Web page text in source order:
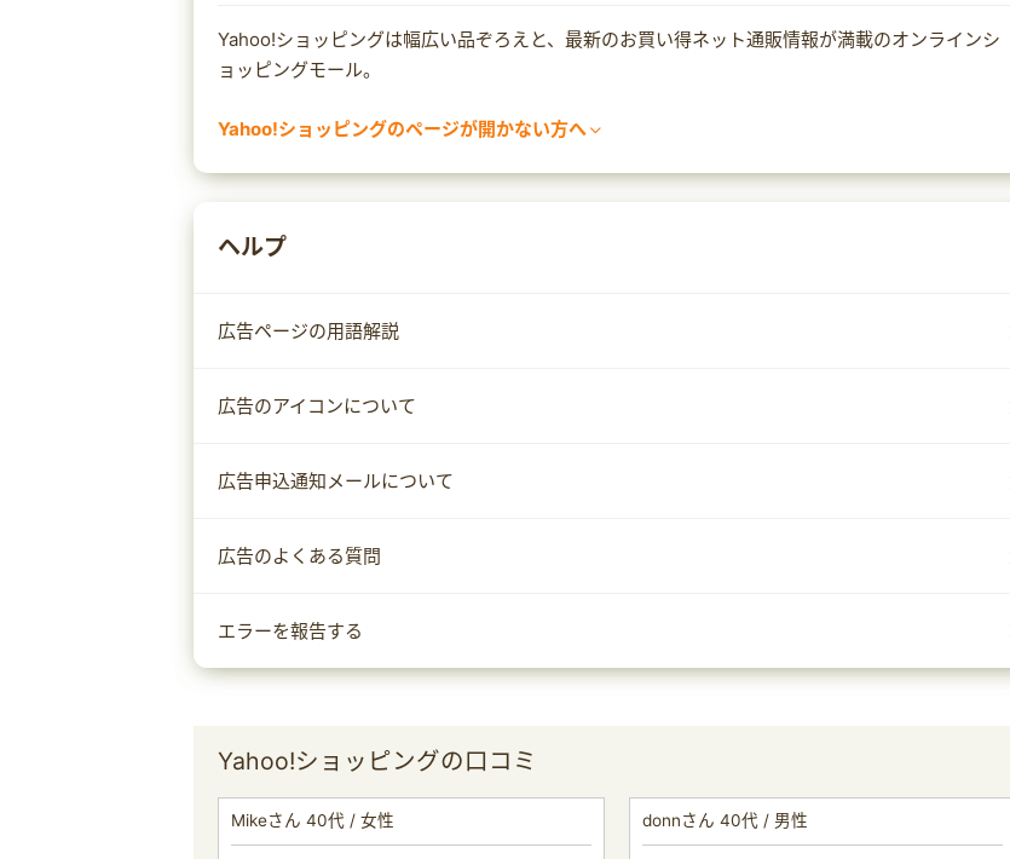
Yahoo!ショッピングは幅広い品ぞろえと、最新のお買い得ネット通販情報が満載のオンラインシ
ョッピングモール。
Yahoo!ショッピングのページが開かない方へ
Yahoo!ショッピングのページが開かなかったり、警告の文言が出てしまった場合は、セキュリティ
なお、設定方法は
サイトへ移動する
い。
ヘルプ
広告ページの用語解説
広告のアイコンについて
広告申込通知メールについて
広告のよくある質問
エラーを報告する
Yahoo!ショッピングの口コミ
Mikeさん 40代 / 女性 donnさん 40代 / 男性